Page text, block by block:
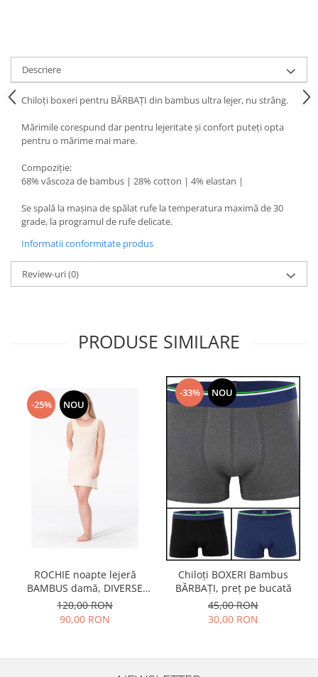
Descriere
Chiloți boxeri pentru BĂRBAȚI din bambus ultra lejer, nu strâng.
Mărimile corespund dar pentru lejeritate și confort puteți opta
pentru o mărime mai mare.
Compoziție:
68% vâscoza de bambus | 28% cotton | 4% elastan |
Se spală la mașina de spălat rufe la temperatura maximă de 30
grade, la programul de rufe delicate.
Informatii conformitate produs
Review-uri(0)
PRODUSE SIMILARE
-25% NOU
ROCHIE noapte lejeră
BAMBUS damă, DIVERSE
lungimi
120,00 RON
90,00 RON
-33% NOU
Chiloți BOXERI Bambus
BĂRBAȚI, preț pe bucată
45,00 RON
30,00 RON